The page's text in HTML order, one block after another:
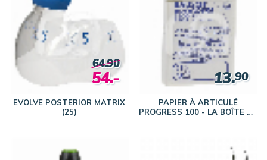
EVOLVE POSTERIOR MATRIX
(25)
64.90
54.-
PAPIER À ARTICULÉ
PROGRESS 100 - LA BOÎTE DE
13.90